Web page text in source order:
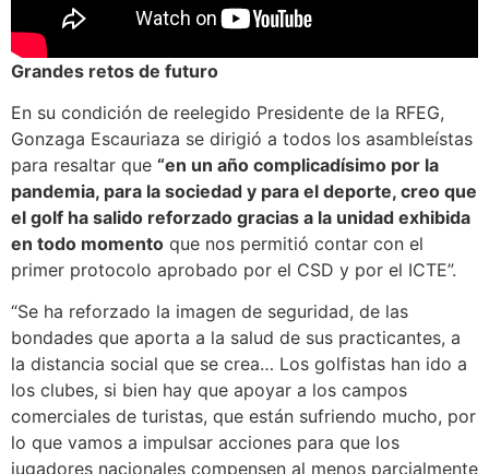
Grandes retos de futuro
En su condición de reelegido Presidente de la RFEG,
Gonzaga Escauriaza se dirigió a todos los asambleístas
para resaltar que “en un año complicadísimo por la
pandemia, para la sociedad y para el deporte, creo que
el golf ha salido reforzado gracias a la unidad exhibida
en todo momento que nos permitió contar con el
primer protocolo aprobado por el CSD y por el ICTE”.
“Se ha reforzado la imagen de seguridad, de las
bondades que aporta a la salud de sus practicantes, a
la distancia social que se crea… Los golfistas han ido a
los clubes, si bien hay que apoyar a los campos
comerciales de turistas, que están sufriendo mucho, por
lo que vamos a impulsar acciones para que los
jugadores nacionales compensen al menos parcialmente